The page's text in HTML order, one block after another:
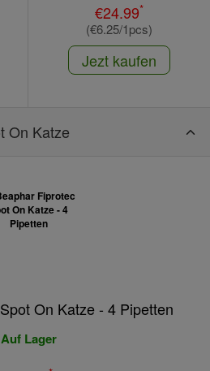
€24.99*
(€6.25/1pcs)
Jezt kaufen
On Katze
On Katze - 4 Pipetten
Auf Lager